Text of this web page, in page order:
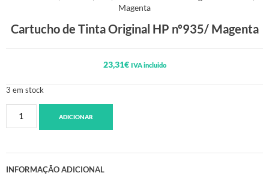
Magenta
Cartucho de Tinta Original HP nº935/ Magenta
23,31€ IVA incluido
3 em stock
ADICIONAR
INFORMAÇÃO ADICIONAL